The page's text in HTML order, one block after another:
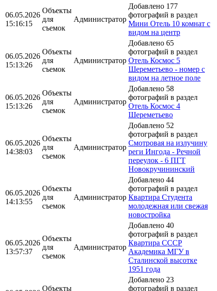
06.05.2026
15:16:15
Объекты
для
съемок
Администратор
Добавлено 177
фотографий в раздел
Мини Отель 10 комнат с
видом на центр
06.05.2026
15:13:26
Объекты
для
съемок
Администратор
Добавлено 65
фотографий в раздел
Отель Космос 5
Шереметьево - номер с
видом на летное поле
06.05.2026
15:13:26
Объекты
для
съемок
Администратор
Добавлено 58
фотографий в раздел
Отель Космос 4
Шереметьево
06.05.2026
14:38:03
Объекты
для
съемок
Администратор
Добавлено 52
фотографий в раздел
Смотровая на излучину
реги Ингода - Речной
переулок - 6 ПГТ
Новокручининский
06.05.2026
14:13:55
Объекты
для
съемок
Администратор
Добавлено 44
фотографий в раздел
Квартира Студента
молодежная или свежая
новостройка
06.05.2026
13:57:37
Объекты
для
съемок
Администратор
Добавлено 40
фотографий в раздел
Квартира СССР
Академика МГУ в
Сталинской высотке
1951 года
Объекты
Добавлено 23
фотографий в раздел